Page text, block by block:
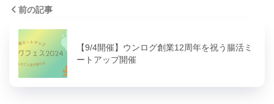
前の記事
【9/4開催】ウンログ創業12周年を祝う腸活ミ
ートアップ開催